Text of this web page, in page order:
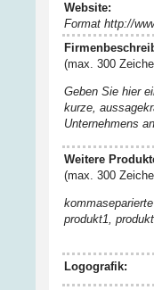
Website:
Format http://
(max. 300
Geben Sie hier
kurze,
Unternehmens
Weitere
(max. 300
produkt1,
Logografik: